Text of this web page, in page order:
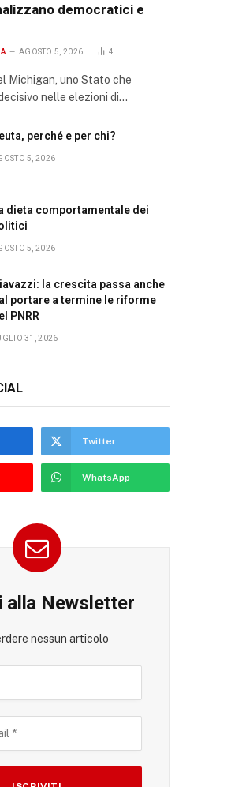
democratici e
AGOSTO 5, 2026 4
Michigan, uno Stato che
nelle elezioni di…
perché e per chi?
5, 2026
dieta comportamentale dei
5, 2026
la crescita passa anche
portare a termine le riforme
PNRR
31, 2026
Twitter
WhatsApp
alla Newsletter
nessun articolo